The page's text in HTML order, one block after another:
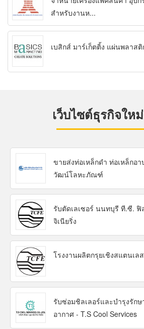
สำหรับงานห...
เบสิกส์ มาร์เก็ตติ้ง แผ่นพลาส
เว็บไซต์ธุรกิจให
ขายส่งท่อเหล็กดำ ท่อเหล็กอ
วัฒน์โลหะภัณฑ์
รับตัดเลเซอร์ นนทบุรี ที.ซี. ฟิ
จิเนียริ่ง
โรงงานผลิตกรุยเชิงสแตนเล
รับซ่อมชิลเลอร์และบำรุงรักษ
อากาศ - T.S Cool Services